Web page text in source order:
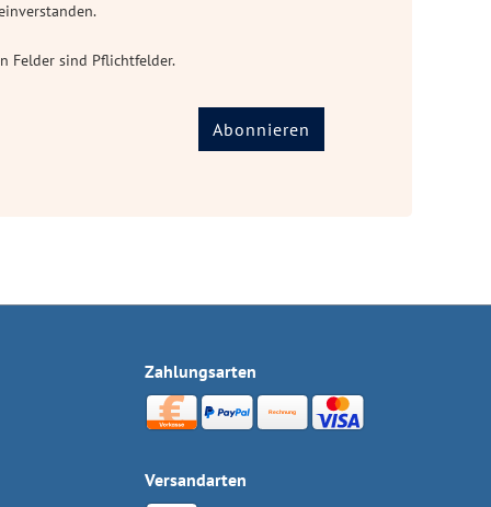
Felder sind Pflichtfelder.
Abonnieren
Zahlungsarten
Versandarten